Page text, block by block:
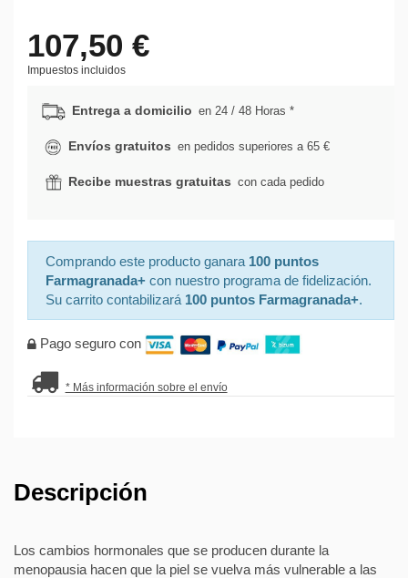
107,50 €
Impuestos incluidos
Entrega a domicilio en 24 / 48 Horas *
Envíos gratuitos en pedidos superiores a 65 €
Recibe muestras gratuitas con cada pedido
Comprando este producto ganara 100 puntos
Farmagranada+con nuestro programa de fidelización.
Su carrito contabilizará 100 puntos Farmagranada+.
Pago seguro con
* Más información sobre el envío
Descripción
Los cambios hormonales que se producen durante la
menopausia hacen que la piel se vuelva más vulnerable a las